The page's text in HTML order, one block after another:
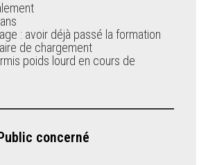
: avoir déjà passé la formation
de chargement
poids lourd en cours de
concerné